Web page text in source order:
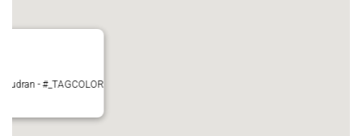
- #_TAGCOLOR